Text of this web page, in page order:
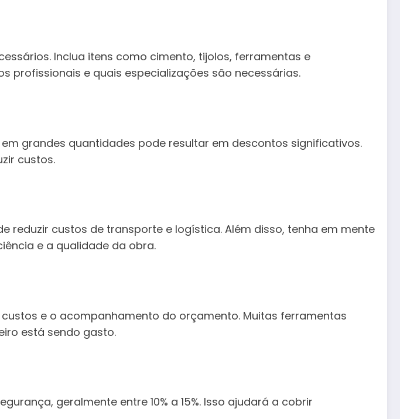
Inclua itens como cimento, tijolos, ferramentas e
profissionais e quais especializações são necessárias.
grandes quantidades pode resultar em descontos significativos.
custos.
custos de transporte e logística. Além disso, tenha em mente
e a qualidade da obra.
e o acompanhamento do orçamento. Muitas ferramentas
está sendo gasto.
geralmente entre 10% a 15%. Isso ajudará a cobrir